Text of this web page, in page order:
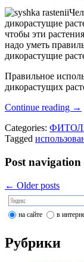
дикорастущие
чтобы эти
надо уметь
дикорастущие
Правильное
дикорастущих
Continue reading →
Categories:
Tagged
Post navigation
← Older posts
на сайте в
Рубрики